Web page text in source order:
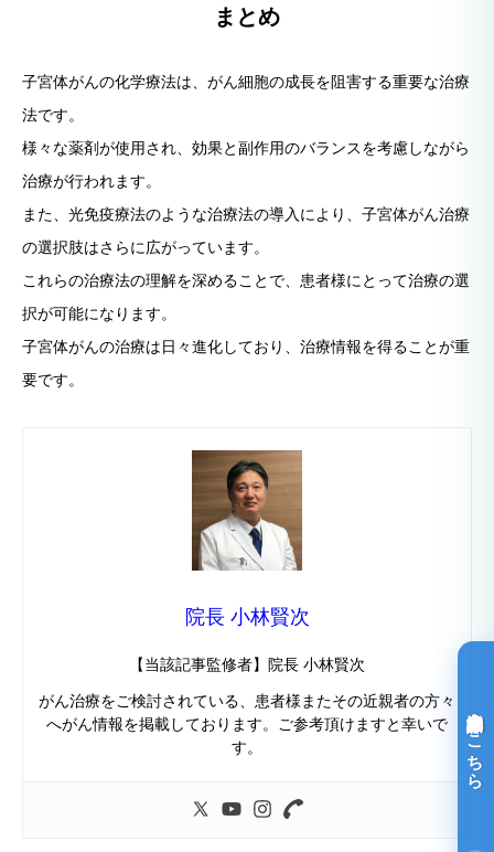
まとめ
子宮体がんの化学療法は、がん細胞の成長を阻害する重要な治療
法です。
様々な薬剤が使用され、効果と副作用のバランスを考慮しながら
治療が行われます。
また、光免疫療法のような治療法の導入により、子宮体がん治療
の選択肢はさらに広がっています。
これらの治療法の理解を深めることで、患者様にとって治療の選
択が可能になります。
子宮体がんの治療は日々進化しており、治療情報を得ることが重
要です。
院長 小林賢次
【当該記事監修者】院長 小林賢次
がん治療をご検討されている、患者様またその近親者の方々
へがん情報を掲載しております。ご参考頂けますと幸いで
す。
光免疫療法詳細はこちら